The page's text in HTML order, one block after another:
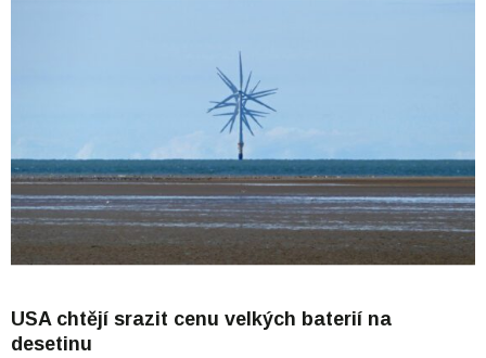
USA chtějí srazit cenu velkých baterií na
desetinu